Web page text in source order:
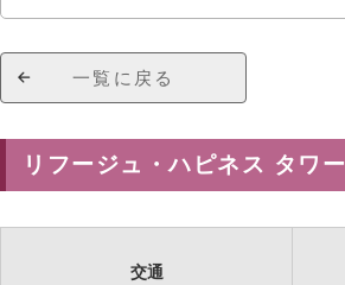
一覧に戻る
リフージュ・ハピネス タワー
交通